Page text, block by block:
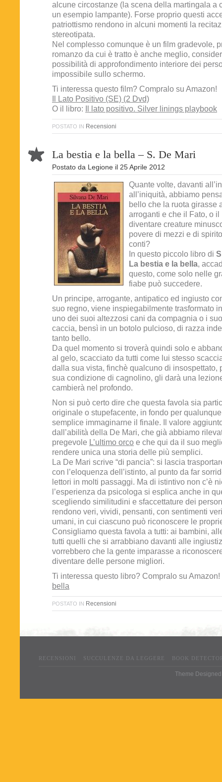
alcune circostanze (la scena della martingala a
un esempio lampante). Forse proprio questi
patriottismo rendono in alcuni momenti la
stereotipata.
Nel complesso comunque è un film gradevole,
romanzo da cui è tratto è anche meglio,
possibilità di approfondimento interiore dei
impossibile sullo schermo.
Ti interessa questo film? Compralo su Amazon!
Il Lato Positivo (SE) (2 Dvd)
O il libro:
Il lato positivo. Silver linings playbook
POSTATO IN Recensioni
La bestia e la bella – S. De Mari
Postato da Legione il 25 Aprile 2012
Quante volte, davanti
all’iniquità, abbiamo
bello che la ruota girasse
arroganti e che il Fato, o
diventare creature
povere di mezzi e di
conti?
In questo piccolo libro di
La bestia e la bella,
questo, come solo nelle
fiabe può succedere.
Un principe, arrogante, antipatico ed ingiusto
suo regno, viene inspiegabilmente trasformato
uno dei suoi altezzosi cani da compagnia o i
caccia, bensì in un botolo pulcioso, di razza
tanto bello.
Da quel momento si troverà quindi solo e
al gelo, scacciato da tutti come lui stesso
dalla sua vista, finchè qualcuno di insospettato,
sua condizione di cagnolino, gli darà una
cambierà nel profondo.
Non si può certo dire che questa favola sia
originale o stupefacente, in fondo per
semplice immaginarne il finale. Il valore
dall’abilità della De Mari, che già abbiamo
pregevole L’ultimo orco e che qui da il suo
rendere unica una storia delle più semplici.
La De Mari scrive “di pancia”: si lascia
con l’eloquenza dell’istinto, al punto da far
lettori in molti passaggi. Ma di istintivo non c’è
l’esperienza da psicologa si esplica anche in
scegliendo similitudini e sfaccettature dei
rendono veri, vividi, pensanti, con sentimenti
umani, in cui ciascuno può riconoscere le
Consigliamo questa favola a tutti: ai bambini,
tutti quelli che si arrabbiano davanti alle
vorrebbero che la gente imparasse a
diventare delle persone migliori.
Ti interessa questo libro? Compralo su Amazon!
bella
POSTATO IN Recensioni
RECENSIONI SUCCULENZE DA LEGGERE BOOK
Theme